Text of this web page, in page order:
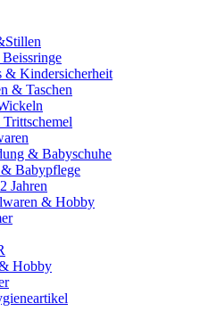
& Kindersicherheit
& Taschen
& Babyschuhe
Babypflege
Jahren
& Hobby
Hobby